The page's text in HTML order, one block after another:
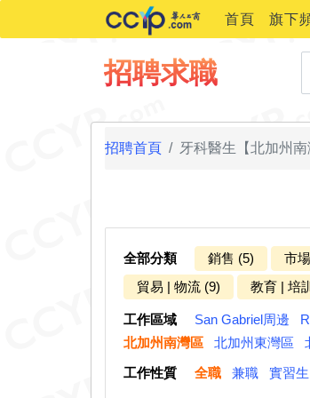
首頁 旗下
招聘求職
招聘首頁 牙科醫生【北加州南
全部分類 銷售 (5) 市
貿易 | 物流 (9)
教育 | 培
工作區域 San Gabriel周邊
北加州南灣區
北加州東灣區
工作性質
全職 兼職 實習生